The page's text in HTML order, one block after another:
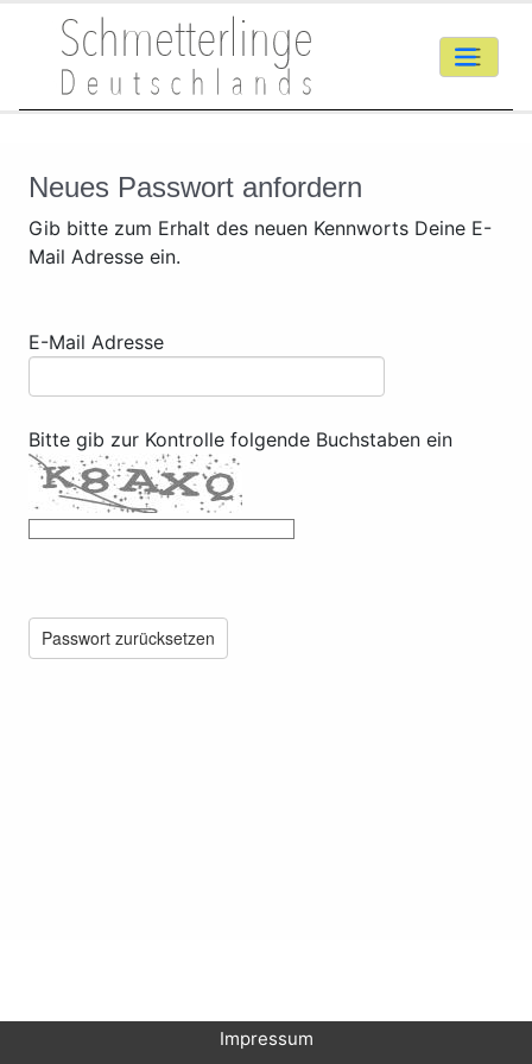
Neues Passwort anfordern
Gib bitte zum Erhalt des neuen Kennworts Deine E-
Mail Adresse ein.
E-Mail Adresse
Bitte gib zur Kontrolle folgende Buchstaben ein
Passwort zurücksetzen
Impressum